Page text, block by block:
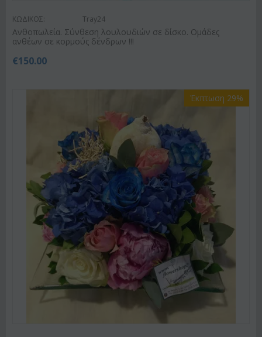
ΚΩΔΙΚΟΣ: Tray24
Ανθοπωλεία. Σύνθεση λουλουδιών σε δίσκο. Ομάδες
ανθέων σε κορμούς δένδρων !!!
€150.00
Έκπτωση 29%